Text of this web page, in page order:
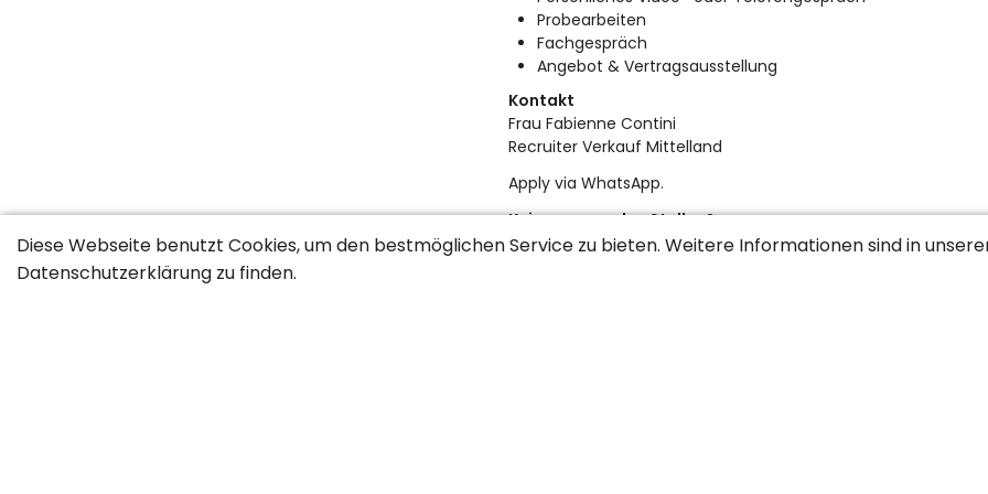
Probearbeiten
Fachgespräch
Angebot & Vertragsausstellung
Kontakt
Frau Fabienne Contini
Recruiter Verkauf Mittelland
Apply via WhatsApp.
Keine passenden Stellen?
Gib ein Suchabo auf, um passende Stellenangebote bequem
Diese Webseite benutzt Cookies, um den bestmöglichen Service zu bieten. Weitere Informationen sind in
Datenschutzerklärung zu finden.